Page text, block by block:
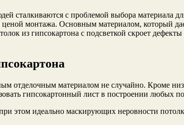
сталкиваются с проблемой выбора материала
монтажа. Основным материалом, который
из гипсокартона с подсветкой скроет
отделочным материалом не случайно. Кроме
гипсокартонный лист в построении любых
этом идеально маскирующих неровности